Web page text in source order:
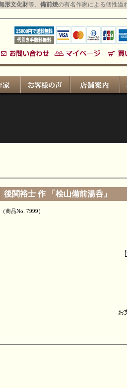
形文化財等、 備前焼の有名作家による個性溢
後関裕士 作 「桧山備前湯呑」
（商品No. 7999）
お